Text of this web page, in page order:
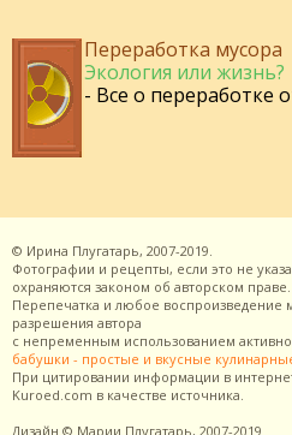
Переработка мусора
Экология или жизнь?
- Все о переработке
© Ирина Плугатарь, 2007-2019.
Фотографии и рецепты, если это не
охраняются законом об авторском праве.
Перепечатка и любое воспроизведение
разрешения автора
с непременным использованием
бабушки - простые и вкусные
При цитировании информации в
Kuroed.com в качестве источника.
Дизайн © Марии Плугатарь, 2007-2019